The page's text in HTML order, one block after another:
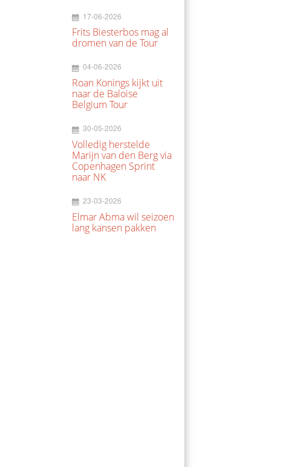
17-06-2026
Frits Biesterbos mag al
dromen van de Tour
04-06-2026
Roan Konings kijkt uit
naar de Baloise
Belgium Tour
30-05-2026
Volledig herstelde
Marijn van den Berg via
Copenhagen Sprint
naar NK
23-03-2026
Elmar Abma wil seizoen
lang kansen pakken